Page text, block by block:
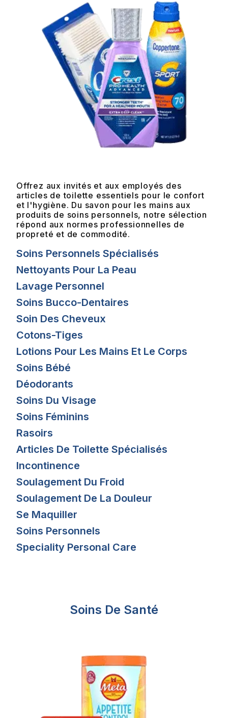
Offrez aux invités et aux employés des
articles de toilette essentiels pour le confort
et l'hygiène. Du savon pour les mains aux
produits de soins personnels, notre sélection
répond aux normes professionnelles de
propreté et de commodité.
Soins Personnels Spécialisés
Nettoyants Pour La Peau
Lavage Personnel
Soins Bucco-Dentaires
Soin Des Cheveux
Cotons-Tiges
Lotions Pour Les Mains Et Le Corps
Soins Bébé
Déodorants
Soins Du Visage
Soins Féminins
Rasoirs
Articles De Toilette Spécialisés
Incontinence
Soulagement Du Froid
Soulagement De La Douleur
Se Maquiller
Soins Personnels
Speciality Personal Care
Soins De Santé